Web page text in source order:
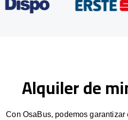
Alquiler de
Con OsaBus, podemos